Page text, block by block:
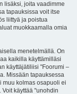
lisäksi, joita vaadimme
tapauksissa voit itse
liittyä ja poistua
muokkaamalla omia
menetelmällä. On
kaikilla käyttämilläsi
käyttäjätiliisi "Foorumi –
Missään tapauksessa
muu kolmas osapuoli ei
käyttää "unohdin